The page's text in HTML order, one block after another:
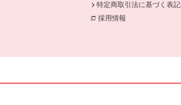
特定商取引法に基づく表記
採用情報